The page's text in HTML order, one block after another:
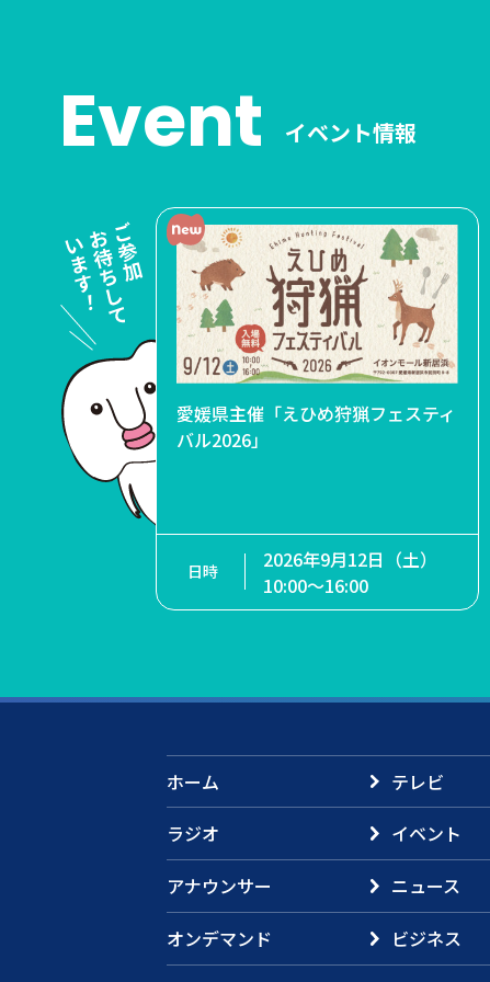
Event イベント情報
念事業
チャリテ
愛媛県主催「えひめ狩猟フェスティ
バル2026」
2026年9月12日（土）
10:00～16:00
念事業
ャリテ
「ラジオマンの憂鬱・リスナー集
会」松山ランチ会
2026年10月4日（日）
13:00～15:00（12:00～受
付）
ホーム
テレビ
ラジオ
イベント
アナウンサー
ニュース
オンデマンド
ビジネス